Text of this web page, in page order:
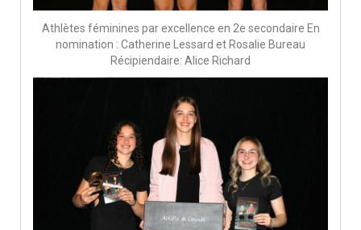
Athlètes féminines par excellence en 2e secondaire En
nomination : Catherine Lessard et Rosalie Bureau
Récipiendaire: Alice Richard